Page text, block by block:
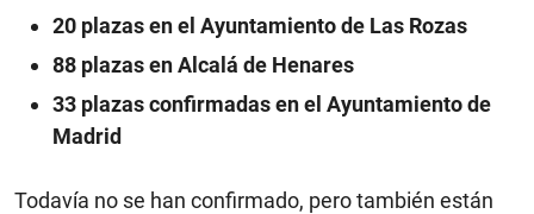
20 plazas en el Ayuntamiento de Las Rozas
88 plazas en Alcalá de Henares
33 plazas confirmadas en el Ayuntamiento de
Madrid
Todavía no se han confirmado, pero también están